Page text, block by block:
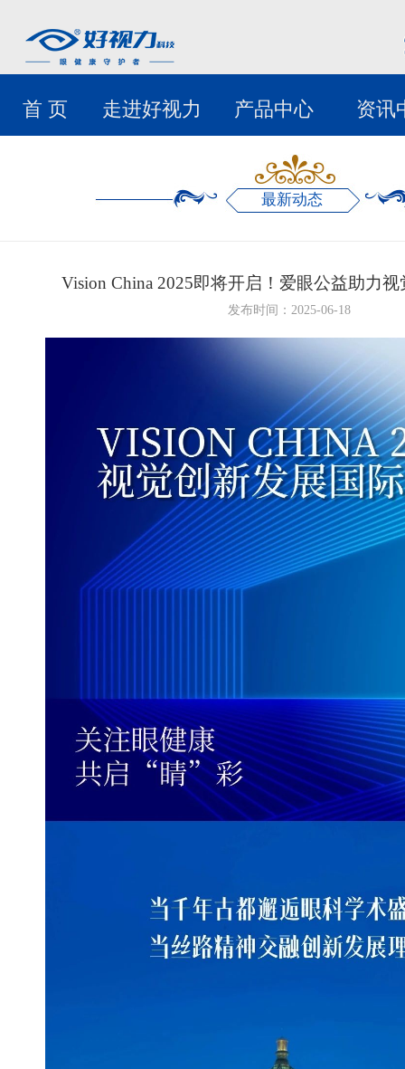
首 页 走进好视力 产品中心 资讯
最新动态
Vision China 2025即将开启！爱眼公益助力视
发布时间：2025-06-18